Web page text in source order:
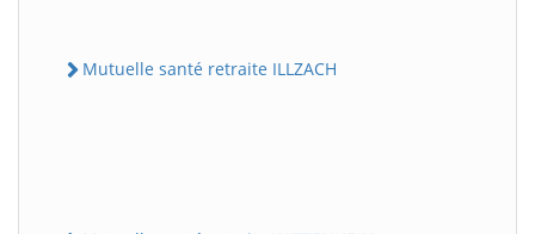
Mutuelle santé retraite ILLZACH